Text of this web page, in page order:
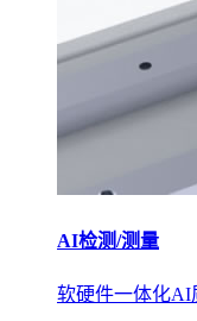
AI检测/测量
软硬件一体化AI